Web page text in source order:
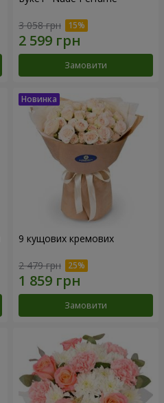
3 058 грн
Замовити
9 кущових кремових
2 479 грн
Замовити